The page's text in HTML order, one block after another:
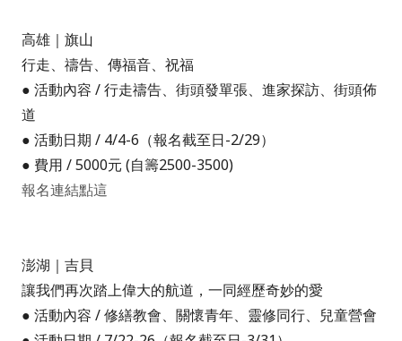
高雄｜旗山
行走、禱告、傳福音、祝福
● 活動內容 /行走禱告、街頭發單張、進家探訪、街頭佈
道
● 活動日期 / 4/4-6 （報名截至日-2/29）
● 費用 /5000元 (自籌2500-3500)
報名連結點這
澎湖｜吉貝
讓我們再次踏上偉大的航道，一同經歷奇妙的愛
● 活動內容 /修繕教會、關懷青年、靈修同行、兒童營會